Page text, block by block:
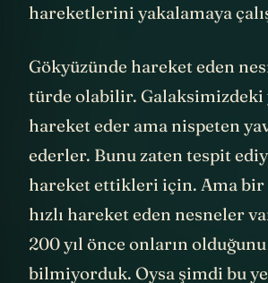
videosunu çekecek.
Gökyüzünde hareket eden
türde olabilir. Galaksimizdeki
hareket eder ama nispeten
ederler. Bunu zaten tespit
hareket ettikleri için. Ama bir
hızlı hareket eden nesneler
200 yıl önce onların olduğunu